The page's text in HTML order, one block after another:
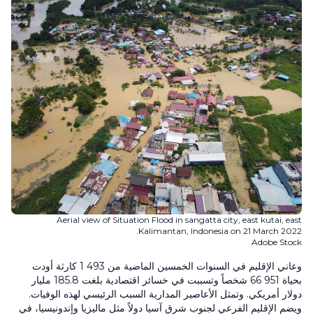
Aerial view of Situation Flood in sangatta city, east kutai, east
Kalimantan, Indonesia on 21 March 2022.
Adobe Stock
وعاني الإقليم في السنوات الخمسين الماضية من 493 1 كارثة أودت
بحياة 951 66 شخصاً وتسببت في خسائر اقتصادية بلغت 185.8 مليار
دولار أمريكي. وتمثل الأعاصير المدارية السبب الرئيسي لهذه الوفيات.
ويضم الإقليم الفرعي لجنوب شرق آسيا دولاً مثل ماليزيا وإندونيسيا، في